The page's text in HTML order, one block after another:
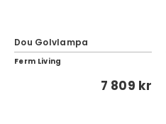
Dou Golvlampa
Ferm Living
7 809 kr